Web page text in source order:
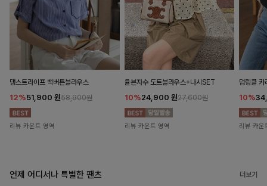
댕스트라이프 백버튼블라우스
12%51,900 원58,900원
리뷰 카운트 영역
율븐자수 도트블라우스+나시SET
10%24,900 원27,600원
리뷰 카운트 영역
덤링클 카
10%
리뷰 카운
언제 어디서나 특별한 팬츠 더보기